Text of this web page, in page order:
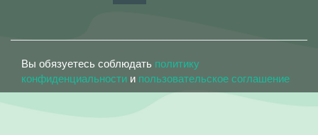
Вы обязуетесь соблюдать политику
конфиденциальности и пользовательское соглашение